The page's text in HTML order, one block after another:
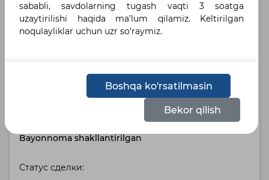
Yetkazib berish manzili:
город Ташкент, Шайхантахурский район , Янги
тошкент кўчаси 1-уй
Узбекский
Bayonnoma shakllantirilgan
Статус сделки:
sababli, savdolarning tugash vaqti 3 soatga
uzaytirilishi haqida ma’lum qilamiz. Keltirilgan
noqulayliklar uchun uzr so‘raymiz.
Boshqa ko'rsatilmasin
Bekor qilish